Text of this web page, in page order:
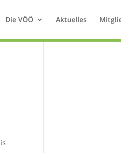
Die VÖÖ Aktuelles